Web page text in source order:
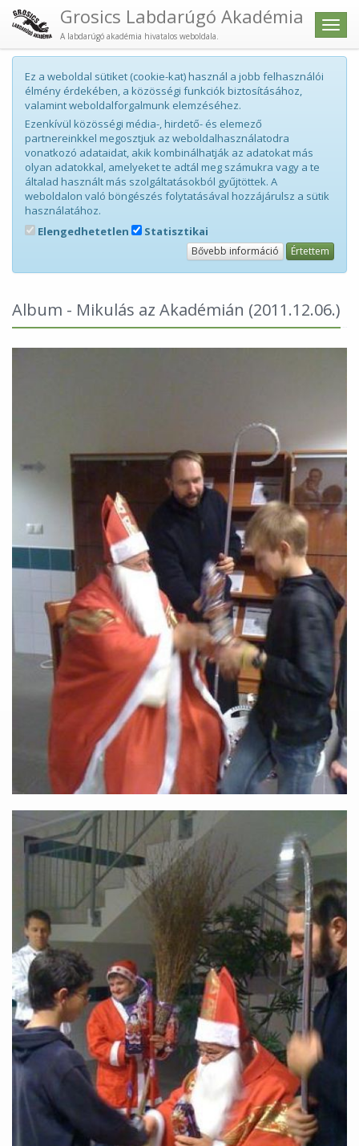
Menü
Grosics Labdarúgó Akadémia
A labdarúgó akadémia hivatalos weboldala.
Ez a weboldal sütiket (cookie-kat) használ a jobb felhasználói
élmény érdekében, a közösségi funkciók biztosításához,
valamint weboldalforgalmunk elemzéséhez.
Ezenkívül közösségi média-, hirdető- és elemező
partnereinkkel megosztjuk az weboldalhasználatodra
vonatkozó adataidat, akik kombinálhatják az adatokat más
olyan adatokkal, amelyeket te adtál meg számukra vagy a te
általad használt más szolgáltatásokból gyűjtöttek. A
weboldalon való böngészés folytatásával hozzájárulsz a sütik
használatához.
Elengedhetetlen
Statisztikai
Bővebb információ Értettem
Album - Mikulás az Akadémián (2011.12.06.)